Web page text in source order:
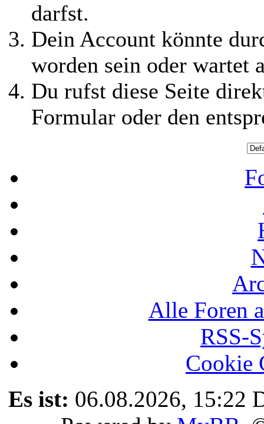
darfst.
Dein Account könnte
worden sein oder wartet
Du rufst diese Seite
Formular oder den
Alle Foren
RSS-
Cookie
Es ist: 06.08.2026, 15:22